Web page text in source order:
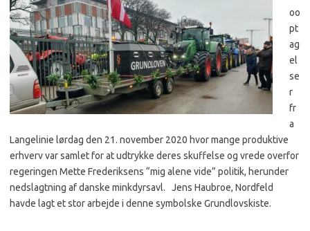
oo
pt
ag
el
se
r
fr
a
Langelinie lørdag den 21. november 2020 hvor mange produktive
erhverv var samlet for at udtrykke deres skuffelse og vrede overfor
regeringen Mette Frederiksens “mig alene vide” politik, herunder
nedslagtning af danske minkdyrsavl. Jens Haubroe, Nordfeld
havde lagt et stor arbejde i denne symbolske Grundlovskiste.